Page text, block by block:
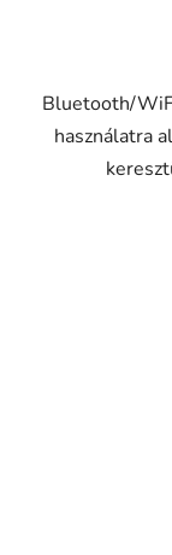
Bluetooth/
használatra